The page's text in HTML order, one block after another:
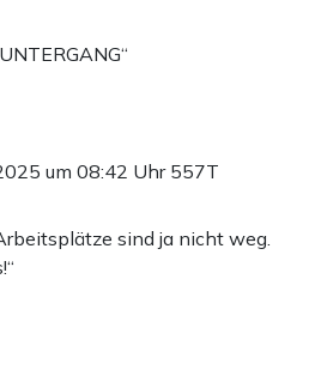
um 08:42 Uhr 557T
sind ja nicht weg.